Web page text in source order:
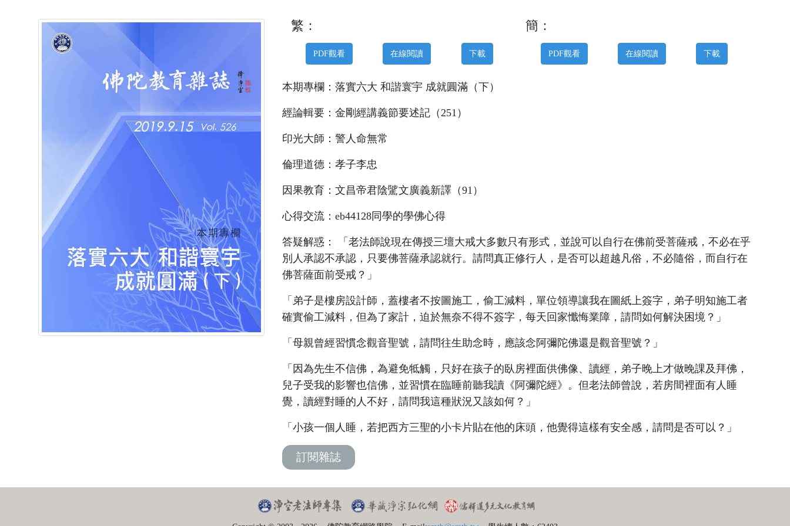
繁：
PDF觀看 在線閱讀 下載
簡：
PDF觀看 在線閱讀 下載
本期專欄：落實六大 和諧寰宇 成就圓滿（下）
經論輯要：金剛經講義節要述記（251）
印光大師：警人命無常
倫理道德：孝子李忠
因果教育：文昌帝君陰騭文廣義新譯（91）
心得交流：eb44128同學的學佛心得
答疑解惑： 「老法師說現在傳授三壇大戒大多數只有形式，並說可以自行在佛前受菩薩戒，不必在乎
別人承認不承認，只要佛菩薩承認就行。請問真正修行人，是否可以超越凡俗，不必隨俗，而自行在
佛菩薩面前受戒？」
「弟子是樓房設計師，蓋樓者不按圖施工，偷工減料，單位領導讓我在圖紙上簽字，弟子明知施工者
確實偷工減料，但為了家計，迫於無奈不得不簽字，每天回家懺悔業障，請問如何解決困境？」
「母親曾經習慣念觀音聖號，請問往生助念時，應該念阿彌陀佛還是觀音聖號？」
「因為先生不信佛，為避免牴觸，只好在孩子的臥房裡面供佛像、讀經，弟子晚上才做晚課及拜佛，
兒子受我的影響也信佛，並習慣在臨睡前聽我讀《阿彌陀經》。但老法師曾說，若房間裡面有人睡
覺，讀經對睡的人不好，請問我這種狀況又該如何？」
「小孩一個人睡，若把西方三聖的小卡片貼在他的床頭，他覺得這樣有安全感，請問是否可以？」
訂閱雜誌